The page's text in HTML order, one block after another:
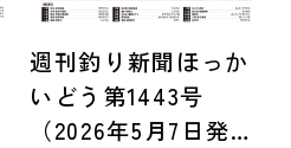
週刊釣り新聞ほっか
いどう第1443号
（2026年5月7日発